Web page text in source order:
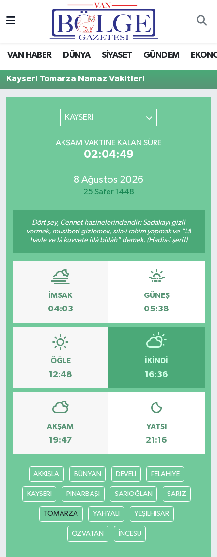
VAN HABER DÜNYA SİYASET GÜNDEM
Kayseri Tomarza Namaz Vakitleri
KAYSERİ
AKŞAM VAKTINE KALAN SÜRE
02:04:49
8 Ağustos 2026
25 Safer 1448
Dört şey, Cennet hazinelerindendir: Sadakayı gizli
vermek, musibeti gizlemek, sıla-i rahim yapmak ve "Lâ
havle ve lâ kuvvete illâ billâh" demek. (Hadis-i şerif)
İMSAK
04:03
GÜNEŞ
05:38
ÖĞLE
12:48
İKINDI
16:36
AKŞAM
19:47
YATSI
21:16
AKKIŞLA BÜNYAN DEVELİ FELAHİYE
KAYSERİ PINARBAŞI SARIOĞLAN SARIZ
TOMARZA YAHYALI YEŞİLHİSAR
ÖZVATAN İNCESU
Van Haber
Dünya
RESMİ İLANLAR
Hava Durumu
Tüm Manşetler